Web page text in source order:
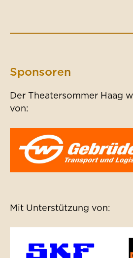
Sponsoren
Der Theatersommer Haag
von:
Mit Unterstützung von: